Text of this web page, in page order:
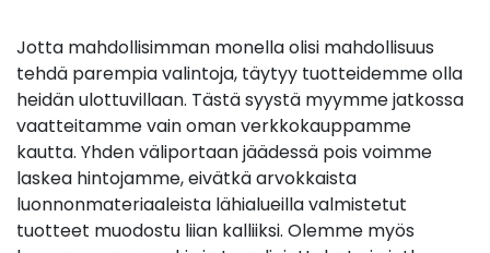
Jotta mahdollisimman monella olisi mahdollisuus
tehdä parempia valintoja, täytyy tuotteidemme olla
heidän ulottuvillaan. Tästä syystä myymme jatkossa
vaatteitamme vain oman verkkokauppamme
kautta. Yhden väliportaan jäädessä pois voimme
laskea hintojamme, eivätkä arvokkaista
luonnonmateriaaleista lähialueilla valmistetut
tuotteet muodostu liian kalliiksi. Olemme myös